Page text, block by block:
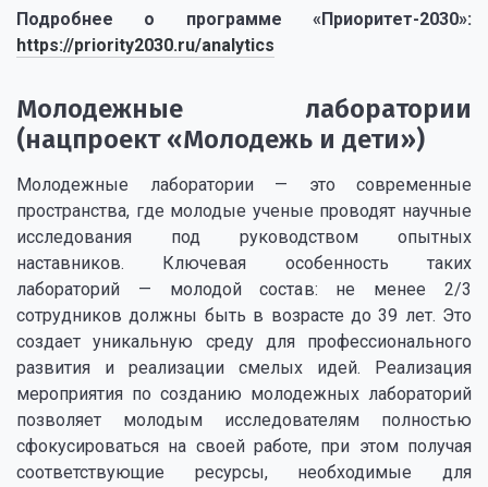
Подробнее о программе «Приоритет-2030»:
https://priority2030.ru/analytics
Молодежные лаборатории
(нацпроект «Молодежь и дети»)
Молодежные лаборатории — это современные
пространства, где молодые ученые проводят научные
исследования под руководством опытных
наставников. Ключевая особенность таких
лабораторий — молодой состав: не менее 2/3
сотрудников должны быть в возрасте до 39 лет. Это
создает уникальную среду для профессионального
развития и реализации смелых идей. Реализация
мероприятия по созданию молодежных лабораторий
позволяет молодым исследователям полностью
сфокусироваться на своей работе, при этом получая
соответствующие ресурсы, необходимые для